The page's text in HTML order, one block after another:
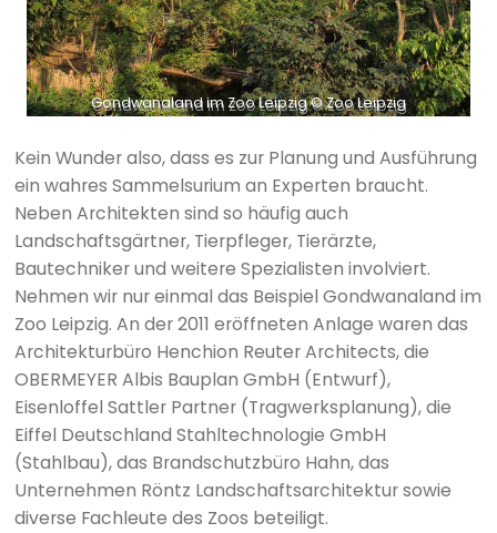
Gondwanaland im Zoo Leipzig © Zoo Leipzig
Kein Wunder also, dass es zur Planung und Ausführung
ein wahres Sammelsurium an Experten braucht.
Neben Architekten sind so häufig auch
Landschaftsgärtner, Tierpfleger, Tierärzte,
Bautechniker und weitere Spezialisten involviert.
Nehmen wir nur einmal das Beispiel Gondwanaland im
Zoo Leipzig. An der 2011 eröffneten Anlage waren das
Architekturbüro Henchion Reuter Architects, die
OBERMEYER Albis Bauplan GmbH (Entwurf),
Eisenloffel Sattler Partner (Tragwerksplanung), die
Eiffel Deutschland Stahltechnologie GmbH
(Stahlbau), das Brandschutzbüro Hahn, das
Unternehmen Röntz Landschaftsarchitektur sowie
diverse Fachleute des Zoos beteiligt.